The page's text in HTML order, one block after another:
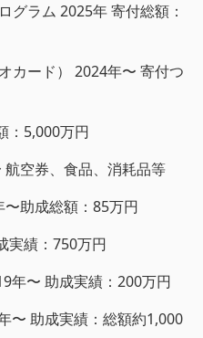
グラム 2025年 寄付総額：
カード） 2024年〜 寄付つ
：5,000万円
航空券、食品、消耗品等
〜助成総額：85万円
実績：750万円
年〜 助成実績：200万円
〜 助成実績：総額約1,000